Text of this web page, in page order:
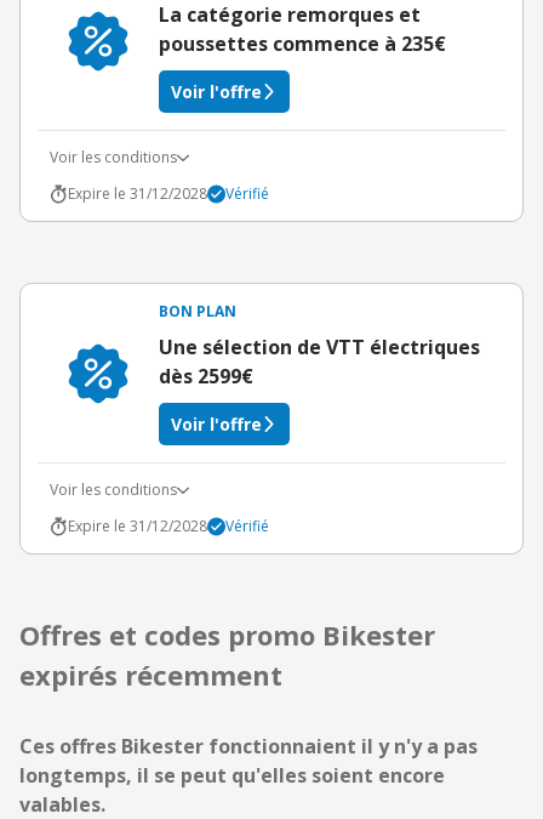
La catégorie remorques et
poussettes commence à 235€
Voir l'offre
Voir les conditions
Expire le 31/12/2028
Vérifié
BON PLAN
Une sélection de VTT électriques
dès 2599€
Voir l'offre
Voir les conditions
Expire le 31/12/2028
Vérifié
Offres et codes promo Bikester
expirés récemment
Ces offres Bikester fonctionnaient il y n'y a pas
longtemps, il se peut qu'elles soient encore
valables.